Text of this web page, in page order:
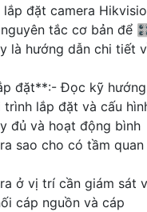
đặt camera
tắc cơ bản để
là hướng dẫn chi tiết
đặt**:- Đọc kỹ hướng
lắp đặt và cấu
đủ và hoạt động bình
sao cho có tầm quan
ở vị trí cần giám sát
cáp nguồn và cáp